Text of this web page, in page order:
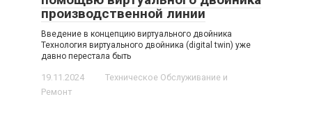
производственной линии
Введение в концепцию виртуального двойника
Технология виртуального двойника (digital twin) уже
давно перестала быть
19.11.2024
Техническое Обслуживание и
Ремонт